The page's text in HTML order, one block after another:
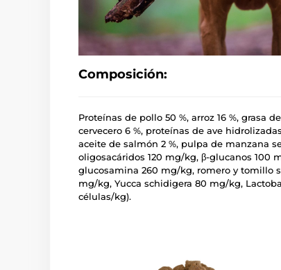
Composición:
Proteínas de pollo 50 %, arroz 16 %, grasa
cervecero 6 %, proteínas de ave
aceite de salmón 2 %, pulpa de manzana
oligosacáridos 120 mg/kg, β-glucanos 100
glucosamina 260 mg/kg, romero y tomillo
mg/kg, Yucca schidigera 80 mg/kg,
células/kg).